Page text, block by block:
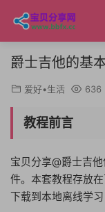
爵士吉他的基
爱好•生活 636
教程前言
宝贝分享@爵士吉
件。本套教程存放
下载到本地离线学